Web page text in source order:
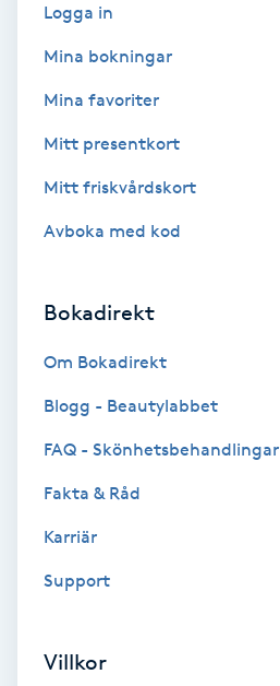
Vinyasa Yoga
Volymfransar
Yin Yoga
Yoga
Yogamassage
Zonterapi
Logga in
Mina bokningar
Mina favoriter
Mitt presentkort
Mitt friskvårdskort
Avboka med kod
Bokadirekt
Om Bokadirekt
Blogg - Beautylabbet
FAQ - Skönhetsbehandlingar
Fakta & Råd
Karriär
Support
Villkor